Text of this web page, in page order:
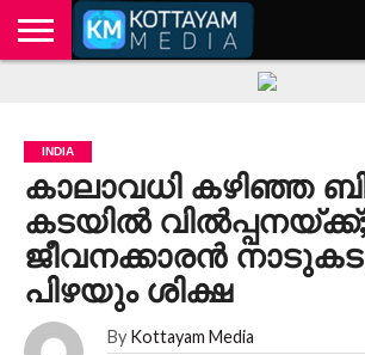
INDIA
കാലാവധി കഴിഞ്ഞ
കടയില്‍
ജീവനക്കാരന്‍
പിഴയും ശിക്ഷ
By Kottayam Media